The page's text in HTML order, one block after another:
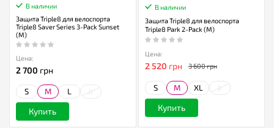
В наличии
Защита Triple8 для велоспорта
Triple8 Saver Series 3-Pack Sunset
(M)
Цена:
2 700 грн
S M L
Купить
В наличии
Защита Triple8 для велоспорта
Triple8 Park 2-Pack (M)
Цена:
2 520 грн 3 600 грн
S M XL
Купить